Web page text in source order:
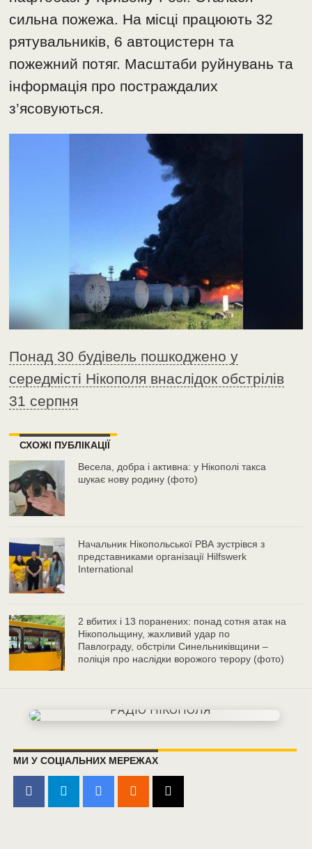
сильна пожежа. На місці працюють 32
рятувальників, 6 автоцистерн та
пожежний потяг. Масштаби руйнувань та
інформація про постраждалих
з’ясовуються.
Понад 30 будівель пошкоджено у
середмісті Нікополя внаслідок обстрілів
31 серпня
СХОЖІ ПУБЛІКАЦІЇ
Весела, добра і активна: у Нікополі такса
шукає нову родину (фото)
Начальник Нікопольської РВА зустрівся з
представниками організації Hilfswerk
International
2 вбитих і 13 поранених: понад сотня атак на
Нікопольщину, жахливий удар по
Павлограду, обстріли Синельниківщини –
поліція про наслідки ворожого терору (фото)
МИ У СОЦІАЛЬНИХ МЕРЕЖАХ